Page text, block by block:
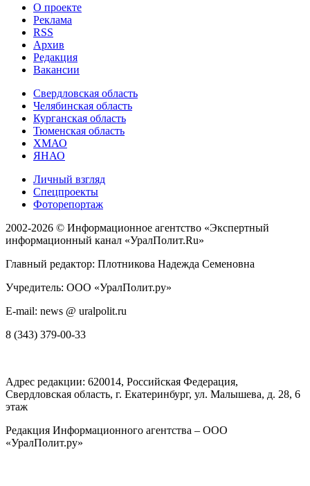
О проекте
Реклама
RSS
Архив
Редакция
Вакансии
Свердловская область
Челябинская область
Курганская область
Тюменская область
ХМАО
ЯНАО
Личный взгляд
Спецпроекты
Фоторепортаж
2002-2026 © Информационное агентство «Экспертный
информационный канал «УралПолит.Ru»
Главный редактор: Плотникова Надежда Семеновна
Учредитель: ООО «УралПолит.ру»
E-mail: news @ uralpolit.ru
8 (343) 379-00-33
Адрес редакции: 620014, Российская Федерация,
Свердловская область, г. Екатеринбург, ул. Малышева, д. 28, 6
этаж
Редакция Информационного агентства – ООО
«УралПолит.ру»